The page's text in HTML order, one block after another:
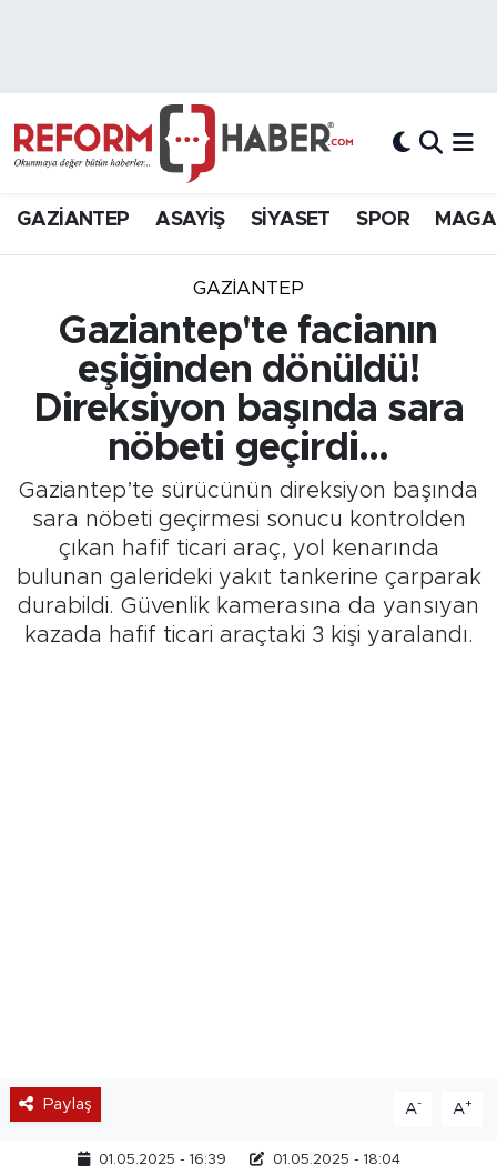
GAZİANTEP ASAYİŞ SİYASET SPOR
GAZIANTEP
Gaziantep'te facianın
eşiğinden dönüldü!
Direksiyon başında sara
nöbeti geçirdi...
Gaziantep’te sürücünün direksiyon başında
sara nöbeti geçirmesi sonucu kontrolden
çıkan hafif ticari araç, yol kenarında
bulunan galerideki yakıt tankerine çarparak
durabildi. Güvenlik kamerasına da yansıyan
kazada hafif ticari araçtaki 3 kişi yaralandı.
Paylaş A- A+
01.05.2025 - 16:39 01.05.2025 - 18:04
Hava Durumu
Süper Lig Puan Durumu ve Fikstür
Tüm Manşetler
Son Dakika Haberleri
Haber Arşivi